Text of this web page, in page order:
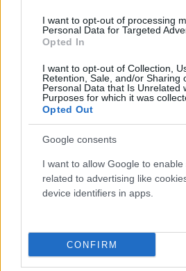
I want to opt-out of processing
Personal Data for Targeted
Opted In
I want to opt-out of Collection,
Retention, Sale, and/or Sharing
Personal Data that Is Unrelated
Purposes for which it was
Opted Out
Google consents
I want to allow Google to enable
related to advertising like
device identifiers in apps.
CONFIRM
Τέλος, αναφέρθηκε στην
«Στα 19 μου, στην τελευταία
μου, στις μορφίνες που μου
"Θεέ μου σου αφήνω την